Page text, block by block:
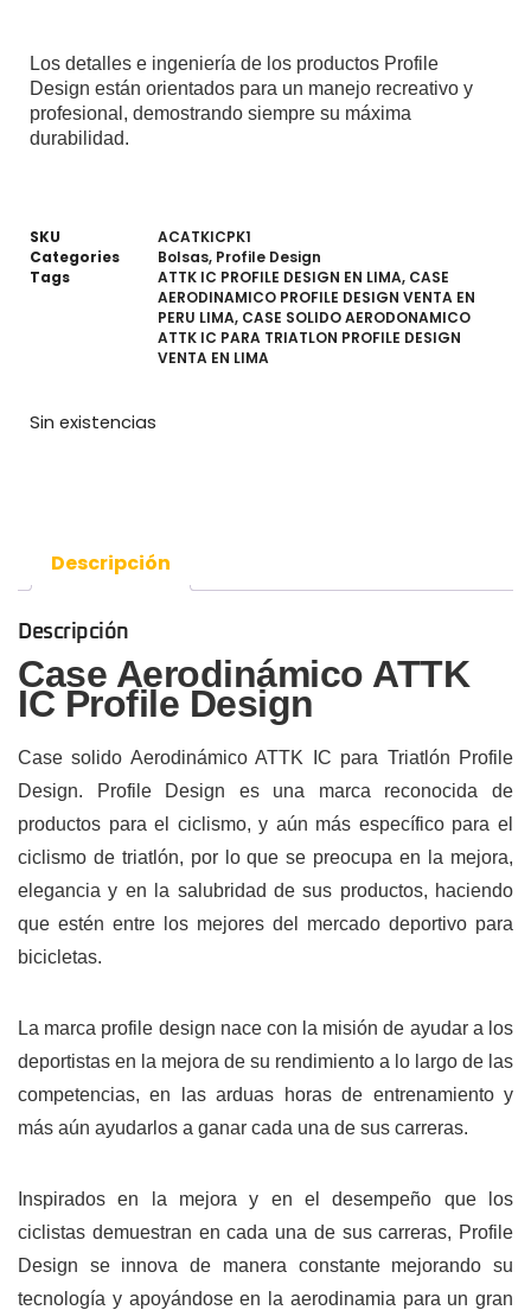
Los detalles e ingeniería de los productos Profile
Design están orientados para un manejo recreativo y
profesional, demostrando siempre su máxima
durabilidad.
SKU
ACATKICPK1
Categories
Bolsas, Profile Design
Tags
ATTK IC PROFILE DESIGN EN LIMA, CASE
AERODINAMICO PROFILE DESIGN VENTA EN
PERU LIMA, CASE SOLIDO AERODONAMICO
ATTK IC PARA TRIATLON PROFILE DESIGN
VENTA EN LIMA
Sin existencias
Descripción
Descripción
Case Aerodinámico ATTK
IC Profile Design
Case solido Aerodinámico ATTK IC para Triatlón Profile
Design.
Profile Design es una marca reconocida de
productos para el ciclismo, y aún más específico para el
ciclismo de triatlón, por lo que se preocupa en la mejora,
elegancia y en la salubridad de sus productos, haciendo
que estén entre los mejores del mercado deportivo para
bicicletas.
La marca profile design nace con la misión de ayudar a los
deportistas en la mejora de su rendimiento a lo largo de las
competencias, en las arduas horas de entrenamiento y
más aún ayudarlos a ganar cada una de sus carreras.
Inspirados en la mejora y en el desempeño que los
ciclistas demuestran en cada una de sus carreras, Profile
Design se innova de manera constante mejorando su
tecnología y apoyándose en la aerodinamia para un gran